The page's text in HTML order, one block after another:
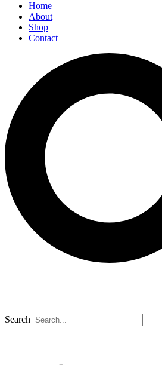
Home
About
Shop
Contact
Search